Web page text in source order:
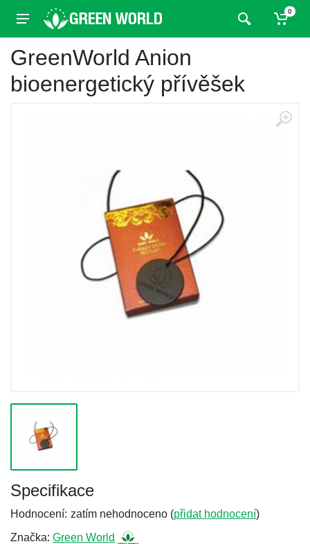
0
GreenWorld Anion
bioenergetický přívěšek
Specifikace
Hodnocení: zatím nehodnoceno (přidat hodnocení)
Značka: Green World